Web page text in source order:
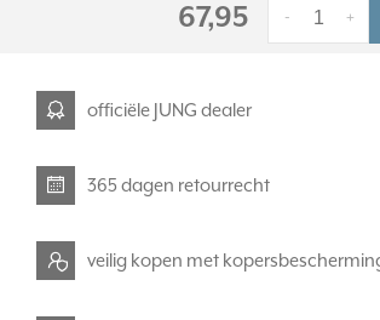
67,95 +
-
officiële JUNG dealer
365 dagen retourrecht
veilig kopen met